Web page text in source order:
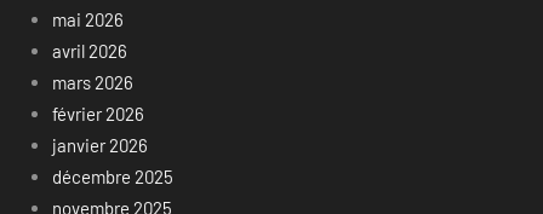
mai 2026
avril 2026
mars 2026
février 2026
janvier 2026
décembre 2025
novembre 2025